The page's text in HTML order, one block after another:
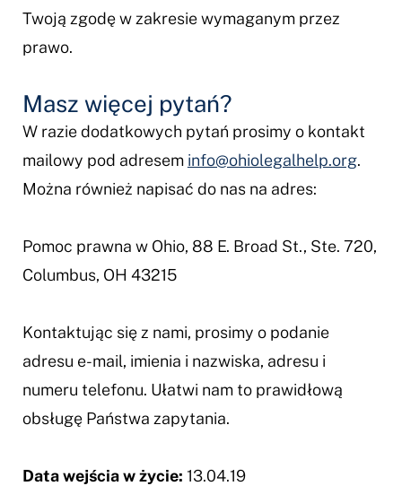
Twoją zgodę w zakresie wymaganym przez
prawo.
Masz więcej pytań?
W razie dodatkowych pytań prosimy o kontakt
mailowy pod adresem info@ohiolegalhelp.org.
Można również napisać do nas na adres:
Pomoc prawna w Ohio, 88 E. Broad St., Ste. 720,
Columbus, OH 43215
Kontaktując się z nami, prosimy o podanie
adresu e-mail, imienia i nazwiska, adresu i
numeru telefonu. Ułatwi nam to prawidłową
obsługę Państwa zapytania.
Data wejścia w życie: 13.04.19